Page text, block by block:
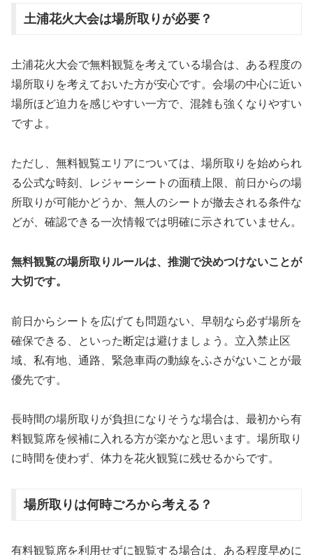
土浦花火大会は場所取りが必要？
土浦花火大会で無料観覧を考えている場合は、ある程度の
場所取りを考えておいた方が安心です。会場の中心に近い
場所ほど迫力を感じやすい一方で、混雑も強くなりやすい
ですよ。
ただし、無料観覧エリアについては、場所取りを始められ
る公式な時刻、レジャーシートの面積上限、前日からの場
所取りが可能かどうか、無人のシートが撤去される条件な
どが、確認できる一次情報では明確に示されていません。
無料観覧の場所取りルールは、推測で決めつけないことが
大切です。
前日からシートを広げても問題ない、早朝なら必ず場所を
確保できる、といった断定は避けましょう。立入禁止区
域、私有地、通路、緊急車両の動線をふさがないことが最
優先です。
長時間の場所取りが負担になりそうな場合は、最初から有
料観覧席を候補に入れる方が楽かなと思います。場所取り
に時間を使わず、体力を花火観覧に残せるからです。
場所取りは何時ごろから考える？
有料観覧席を利用せずに観覧する場合は、ある程度早めに